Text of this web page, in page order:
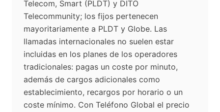
Telecom, Smart (PLDT) y DITO
Telecommunity; los fijos pertenecen
mayoritariamente a PLDT y Globe. Las
llamadas internacionales no suelen estar
incluidas en los planes de los operadores
tradicionales: pagas un coste por minuto,
además de cargos adicionales como
establecimiento, recargos por horario o un
coste mínimo. Con Teléfono Global el precio